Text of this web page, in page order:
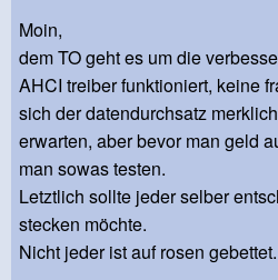
Moin,
dem TO geht es um die
AHCI treiber funktioniert, keine
sich der datendurchsatz
erwarten, aber bevor man geld
man sowas testen.
Letztlich sollte jeder selber
stecken möchte.
Nicht jeder ist auf rosen gebettet.